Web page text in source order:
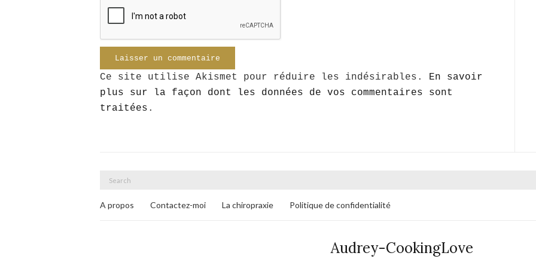
Ce site utilise Akismet pour réduire les indésirables. En savoir
plus sur la façon dont les données de vos commentaires sont
traitées .
A propos Contactez-moi La chiropraxie Politique de confidentialité
Audrey-CookingLove